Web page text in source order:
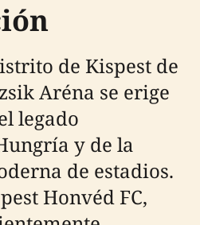
de Kispest de
Aréna se erige
legado
y de la
de estadios.
Honvéd FC,